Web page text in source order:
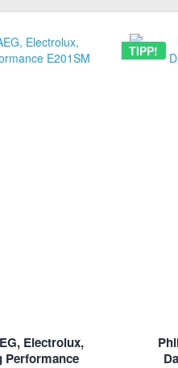
Electrolux,
Performance
TIPP!